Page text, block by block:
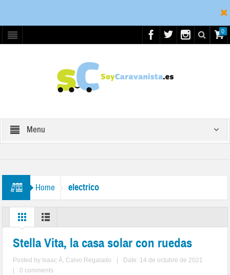
0
Menu
Home electrico
Stella Vita, la casa solar con ruedas
Posted by Isaac Á, Calvo Regalado
Date: 14 de octubre de 2021
0 comments